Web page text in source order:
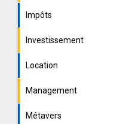
Impôts
Investissement
Location
Management
Métavers